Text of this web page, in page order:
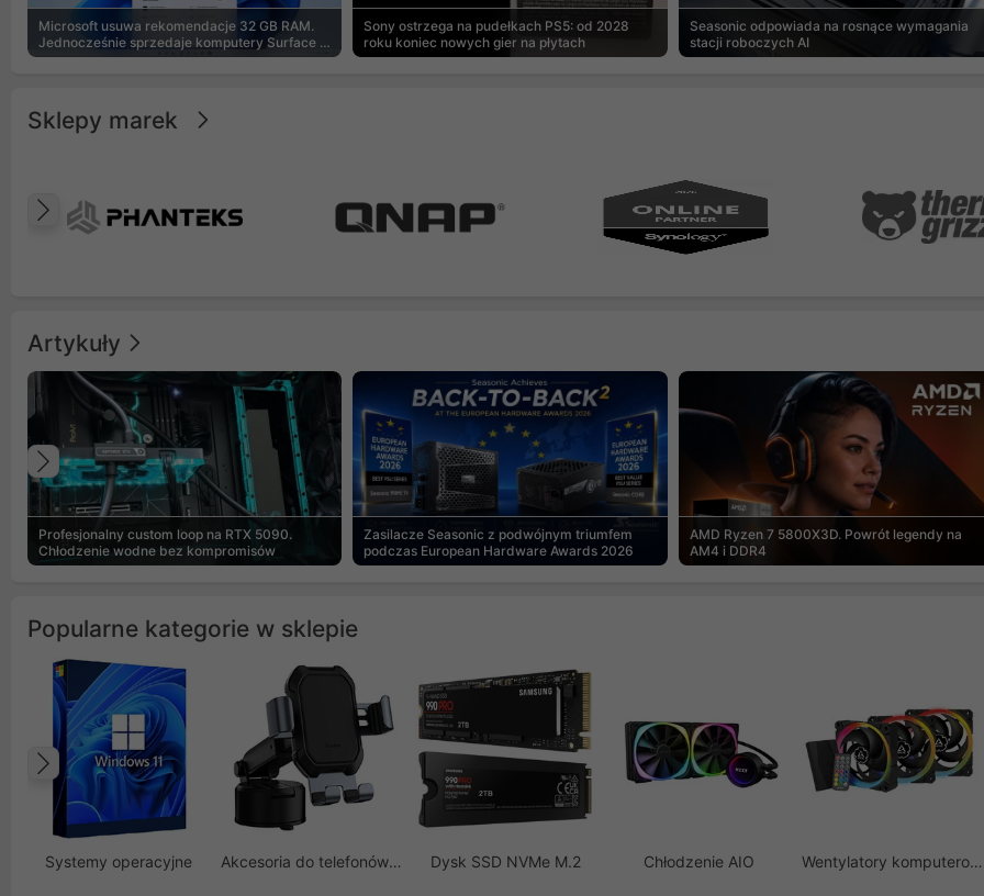
Microsoft usuwa rekomendacje 32 GB RAM.
Jednocześnie sprzedaje komputery Surface z
8 GB
Sony ostrzega na pudełkach PS5: od 2028
roku koniec nowych gier na płytach
Seasonic odpowiada na rosnące wymagania
stacji roboczych AI
Sklepy marek
Poprzedni
Artykuły
Profesjonalny custom loop na RTX 5090.
Chłodzenie wodne bez kompromisów
Zasilacze Seasonic z podwójnym triumfem
podczas European Hardware Awards 2026
AMD Ryzen 7 5800X3D. Powrót legendy na
AM4 i DDR4
Poprzedni
Popularne kategorie w sklepie
Systemy operacyjne Akcesoria do telefonów GSM Dysk SSD NVMe M.2 Chłodzenie AIO Wentylatory komputerowe
Poprzedni